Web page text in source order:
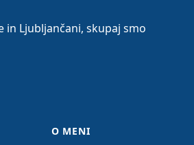
in Ljubljančani, skupaj smo
O MENI